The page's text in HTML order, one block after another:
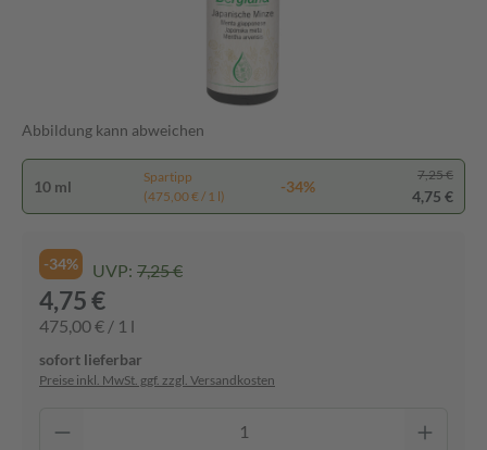
Abbildung kann abweichen
10 ml
Spartipp
(475,00 € / 1 l)
-34%
7,25 €
4,75 €
-34% UVP: 7,25 €
4,75 €
475,00 € / 1 l
sofort lieferbar
Preise inkl. MwSt. ggf. zzgl. Versandkosten